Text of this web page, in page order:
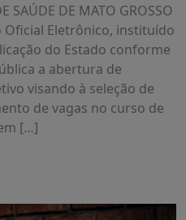
SAÚDE DE MATO GROSSO
Oficial Eletrônico, instituído
do Estado conforme
a abertura de
visando à seleção de
de vagas no curso de
[…]